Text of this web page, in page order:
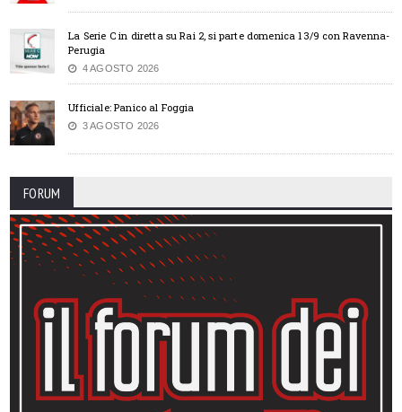
La Serie C in diretta su Rai 2, si parte domenica 13/9 con Ravenna-
Perugia
4 AGOSTO 2026
Ufficiale: Panico al Foggia
3 AGOSTO 2026
FORUM